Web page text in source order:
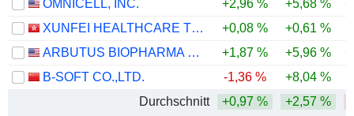
OMNICELL, INC.
+2,96 % +5,68 %
XUNFEI HEALTHCARE TECHNOLOGY CO., LTD.
+0,08 % +0,61 %
ARBUTUS BIOPHARMA CORPORATION
+1,87 % +5,96 %
B-SOFT CO.,LTD.
-1,36 % +8,04 %
Durchschnitt
+0,97 % +2,57 %